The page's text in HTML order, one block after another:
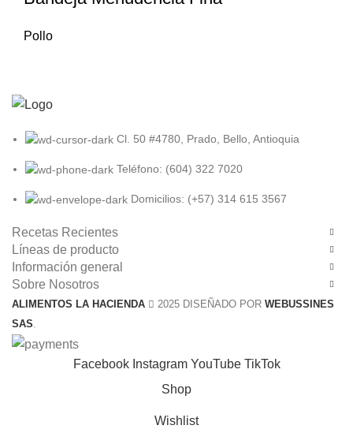
Pollo
Cl. 50 #4780, Prado, Bello, Antioquia
Teléfono: (604) 322 7020
Domicilios: (+57) 314 615 3567
Recetas Recientes
Líneas de producto
Información general
Sobre Nosotros
ALIMENTOS LA HACIENDA 2025 DISEÑADO POR WEBUSSINES
SAS.
Facebook Instagram YouTube TikTok
Shop
Wishlist